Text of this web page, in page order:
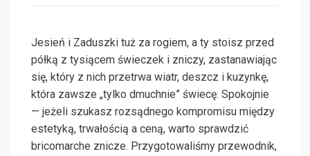
Jesień i Zaduszki tuż za rogiem, a ty stoisz przed
półką z tysiącem świeczek i zniczy, zastanawiając
się, który z nich przetrwa wiatr, deszcz i kuzynkę,
która zawsze „tylko dmuchnie” świecę. Spokojnie
— jeżeli szukasz rozsądnego kompromisu między
estetyką, trwałością a ceną, warto sprawdzić
bricomarche znicze. Przygotowaliśmy przewodnik,